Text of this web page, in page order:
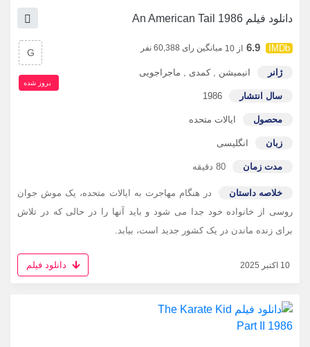
دانلود فیلم An American Tail 1986
6.9 از 10 میانگین رای 60,388 نفر
ژانر انیمیشن ,کمدی , ماجراجویی
سال انتشار 1986
محصول ایالات متحده
زبان انگلیسی
مدت زمان 80 دقیقه
خلاصه داستان
در هنگام مهاجرت به ایالات متحده، یک موش جوان
روسی از خانواده خود جدا می شود و باید آنها را در حالی که در تلاش
برای زنده ماندن در یک کشور جدید است، بیابد.
G
بروز‌ شده
10 اکتبر 2025 دانلود فیلم